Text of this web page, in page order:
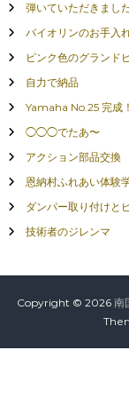
弾いていただきまし
バイオリンのお手入
ピンク色のグランド
自力で納品
Yamaha No.25 完成！
◯◯◯でたあ〜
アクション部品交換
恩納村ふれあい体験
ダンパー取り付けと
技術者のジレンマ
Copyright © 2026 南